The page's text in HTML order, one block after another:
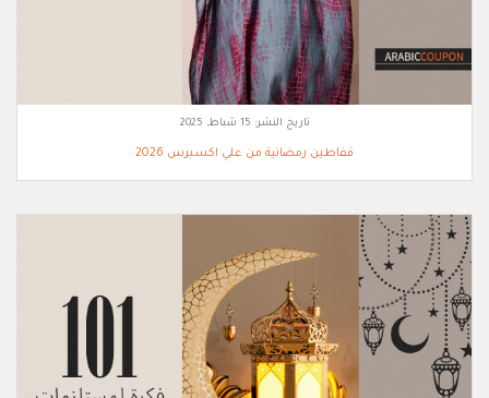
تاريخ النشر: 15 شباط, 2025
قفاطين رمضانية من علي اكسبرس 2026